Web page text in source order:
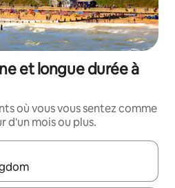
et longue durée à
où vous vous sentez comme
d'un mois ou plus.
utilisez les flèches vers le